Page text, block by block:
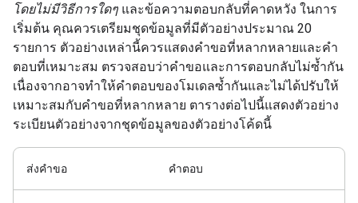
โดยไม่มีวิธีการใดๆ และข้อความตอบกลับที่คาดหวัง ในการ
เริ่มต้น คุณควรเตรียมชุดข้อมูลที่มีตัวอย่างประมาณ 20
รายการ ตัวอย่างเหล่านี้ควรแสดงคำขอที่หลากหลายและคำ
ตอบที่เหมาะสม ตรวจสอบว่าคำขอและการตอบกลับไม่ซ้ำกัน
เนื่องจากอาจทําให้คำตอบของโมเดลซ้ำกันและไม่ได้ปรับให้
เหมาะสมกับคำขอที่หลากหลาย ตารางต่อไปนี้แสดงตัวอย่าง
ระเบียนตัวอย่างจากชุดข้อมูลของตัวอย่างโค้ดนี้
ส่งคำขอ คำตอบ